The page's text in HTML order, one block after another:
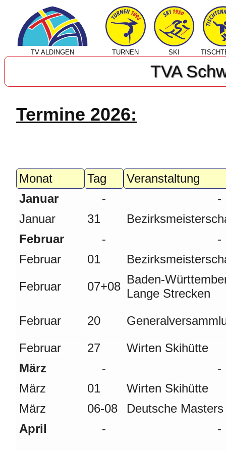
TV ALDINGEN TURNEN SKI
TVA
Termine 2026:
Monat Tag
Veranstaltung
Januar
-
-
Januar
31
Februar
-
-
Februar
01
Februar
07+08
Baden-
Lange Strecken
Februar
20
Februar
27
Wirten Skihütte
März
-
-
März
01
Wirten Skihütte
März
06-08
Deutsche
April
- -